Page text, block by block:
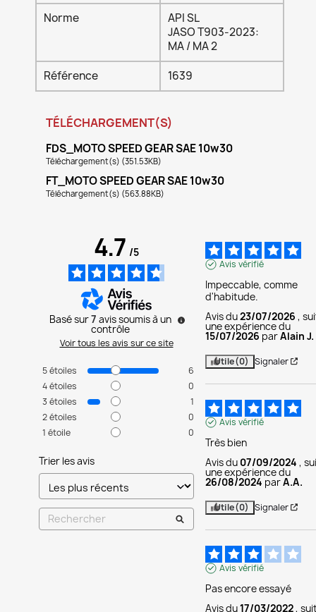
Norme
API SL
JASO T903-2023:
MA / MA 2
Référence
1639
TÉLÉCHARGEMENT(S)
FDS_MOTO SPEED GEAR SAE 10w30
Téléchargement(s) (351.53KB)
FT_MOTO SPEED GEAR SAE 10w30
Téléchargement(s) (563.88KB)
4.7/5
Basé sur7 avis soumis à un
contrôle
Voir tous les avis sur ce site
5étoiles
6
4étoiles
0
3 étoiles
1
2étoiles
0
1 étoile 0
Trier les avis
Avis vérifié
Impeccable, comme
d'habitude.
Avis du23/07/2026 ,
une expérience du
15/07/2026 parAlain J.
Utile(0) Signaler
Avis vérifié
Très bien
Avis du 07/09/2024 ,
une expérience du
26/08/2024 parA.A.
Utile(0) Signaler
Avis vérifié
Pas encore essayé
Avis du17/03/2022 ,